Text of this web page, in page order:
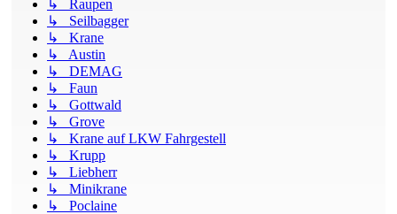
↳ Raupen
↳ Seilbagger
↳ Krane
↳ Austin
↳ DEMAG
↳ Faun
↳ Gottwald
↳ Grove
↳ Krane auf LKW Fahrgestell
↳ Krupp
↳ Liebherr
↳ Minikrane
↳ Poclaine